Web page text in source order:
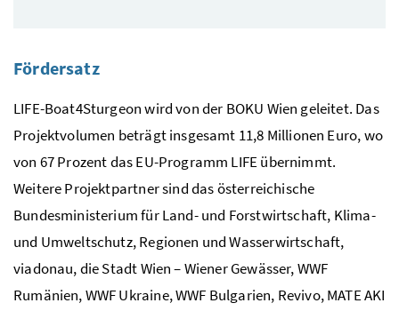
Fördersatz
LIFE-Boat4Sturgeonwird von der BOKU Wien geleitet. Das
Projektvolumen beträgt insgesamt 11,8 Millionen Euro, wo
von 67 Prozent das EU-Programm LIFEübernimmt.
Weitere Projektpartner sind das österreichische
Bundesministerium für Land- und Forstwirtschaft, Klima-
und Umweltschutz, Regionen und Wasserwirtschaft,
viadonau, die Stadt Wien – Wiener Gewässer, WWF
Rumänien, WWF Ukraine, WWF Bulgarien, Revivo, MATE AKI